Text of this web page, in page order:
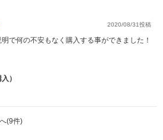
2020/08/31投稿
で何の不安もなく購入する事ができました！
）
(9件)